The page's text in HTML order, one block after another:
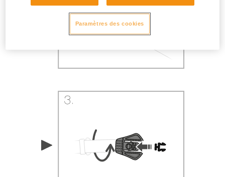
Paramètres des cookies